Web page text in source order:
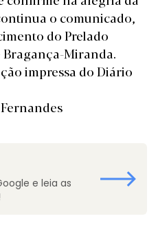
o comunicado,
do Prelado
Bragança-Miranda.
impressa do Diário
e leia as